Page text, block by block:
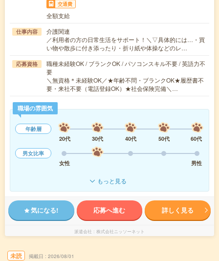
交通費
全額支給
仕事内容
介護関連
／利用者の方の日常生活をサポート！＼▽具体的には…・買
い物や散歩に付き添ったり・折り紙や体操などのレ…
応募資格
職種未経験OK / ブランクOK / パソコンスキル不要 / 英語力不
要
＼無資格＊未経験OK／★年齢不問・ブランクOK★履歴書不
要・来社不要（電話登録OK）★社会保険完備＼…
職場の雰囲気
年齢層
20代
30代 40代 50代
60代
男女比率
女性
男性
もっと見る
気になる! 応募へ進む 詳しく見る
派遣会社 株式会社ニッソーネット
未読 掲載日 2026/08/01